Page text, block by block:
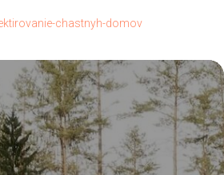
chastnyh-domov